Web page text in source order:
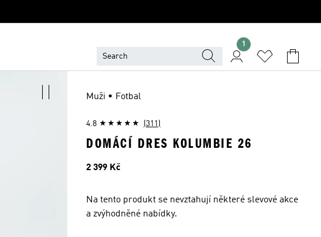
1
Muži • Fotbal
4.8 (311)
DOMÁCÍ DRES KOLUMBIE 26
Cena
2 399 Kč
Na tento produkt se nevztahují některé slevové akce
a zvýhodněné nabídky.